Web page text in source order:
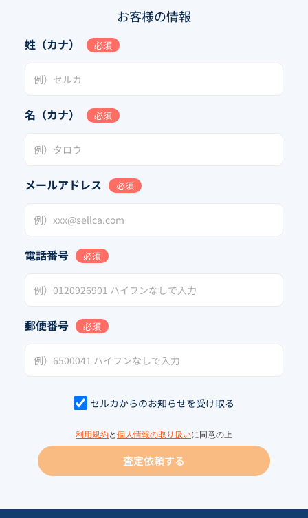
お客様の情報
姓（カナ） 必須
名（カナ） 必須
メールアドレス 必須
電話番号 必須
郵便番号 必須
セルカからのお知らせを受け取る
利用規約と 個人情報の取り扱いに同意の上
査定依頼する